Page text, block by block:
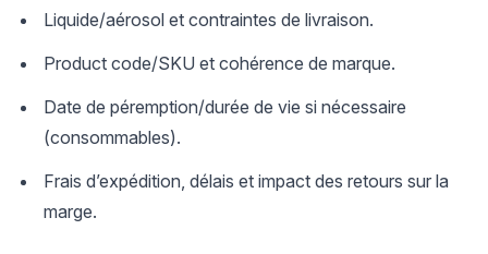
Liquide/aérosol et contraintes de livraison.
Product code/SKU et cohérence de marque.
Date de péremption/durée de vie si nécessaire
(consommables).
Frais d’expédition, délais et impact des retours sur la
marge.